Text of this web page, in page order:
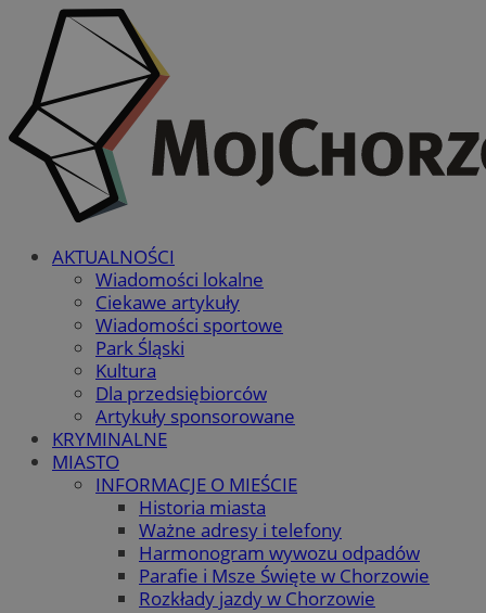
AKTUALNOŚCI
Wiadomości lokalne
Ciekawe artykuły
Wiadomości sportowe
Park Śląski
Kultura
Dla przedsiębiorców
Artykuły sponsorowane
KRYMINALNE
MIASTO
INFORMACJE O MIEŚCIE
Historia miasta
Ważne adresy i telefony
Harmonogram wywozu odpadów
Parafie i Msze Święte w Chorzowie
Rozkłady jazdy w Chorzowie